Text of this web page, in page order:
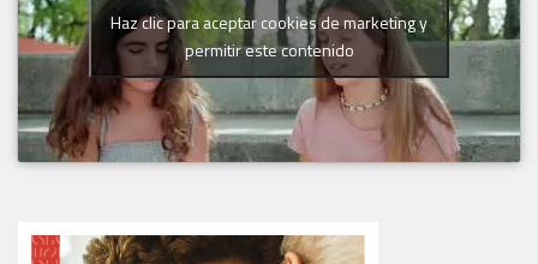
Haz clic para aceptar cookies de marketing y
permitir este contenido